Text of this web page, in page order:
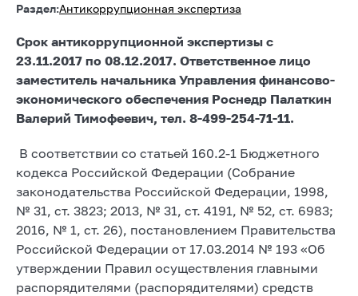
Раздел:Антикоррупционная экспертиза
Срок антикоррупционной экспертизы с
23.11.2017 по 08.12.2017. Ответственное лицо
заместитель начальника Управления финансово-
экономического обеспечения Роснедр Палаткин
Валерий Тимофеевич, тел. 8-499-254-71-11.
В соответствии со статьей 160.2-1 Бюджетного
кодекса Российской Федерации (Собрание
законодательства Российской Федерации, 1998,
№ 31, ст. 3823; 2013, № 31, ст. 4191, № 52, ст. 6983;
2016, № 1, ст. 26), постановлением Правительства
Российской Федерации от 17.03.2014 № 193 «Об
утверждении Правил осуществления главными
распорядителями (распорядителями) средств